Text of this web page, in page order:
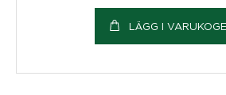
LÄGG I